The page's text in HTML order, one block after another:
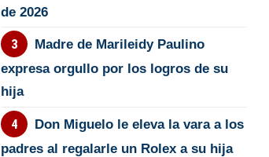
de 2026
Madre de Marileidy Paulino
expresa orgullo por los logros de su
hija
Don Miguelo le eleva la vara a los
padres al regalarle un Rolex a su hija